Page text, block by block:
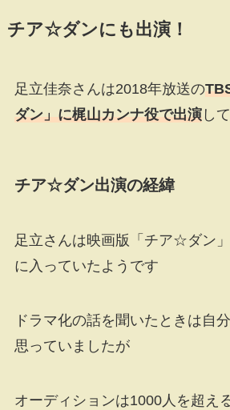
チア☆ダンにも出演！
足立佳奈さんは2018年放送の
ダン」に梶山カンナ役で出演し
チア☆ダン出演の経緯
足立さんは映画版「チア☆ダン
に入っていたようです
ドラマ化の話を聞いたときは自
思っていましたが
オーディションは1000人を超え